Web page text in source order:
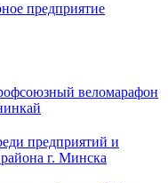
предприятие
веломарафон
предприятий и
г. Минска